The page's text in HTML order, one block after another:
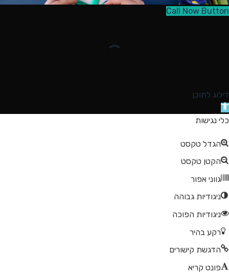
Call Now Button
דילוג לתוכן
פתח
סרגל
כלי נגישות
הגדל טקסט
הקטן טקסט
גווני אפור
ניגודיות גבוהה
ניגודיות הפוכה
רקע בהיר
הדגשת קישורים
פונט קריא